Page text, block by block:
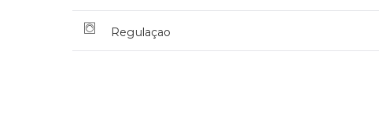
Regulaçao